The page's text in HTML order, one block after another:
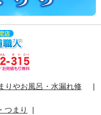
りやお風呂・水漏れ修
つまり